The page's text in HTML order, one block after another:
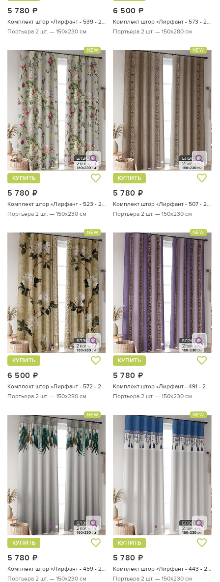
5 780
Комплект штор «Лирфант - 539 - 230 см»
Портьера 2 шт. — 150х230 см
6 500
Комплект штор «Лирфант - 573 - 280 см»
Портьера 2 шт. — 150х280 см
NEW
5 780
КУПИТЬ
Комплект штор «Лирфант - 523 - 230 см»
Портьера 2 шт. — 150х230 см
NEW
5 780
КУПИТЬ
Комплект штор «Лирфант - 507 - 230 см»
Портьера 2 шт. — 150х230 см
NEW
6 500
КУПИТЬ
Комплект штор «Лирфант - 572 - 280 см»
Портьера 2 шт. — 150х280 см
NEW
5 780
КУПИТЬ
Комплект штор «Лирфант - 491 - 230 см»
Портьера 2 шт. — 150х230 см
NEW
5 780
КУПИТЬ
Комплект штор «Лирфант - 459 - 230 см»
Портьера 2 шт. — 150х230 см
NEW
5 780
КУПИТЬ
Комплект штор «Лирфант - 443 - 230 см»
Портьера 2 шт. — 150х230 см